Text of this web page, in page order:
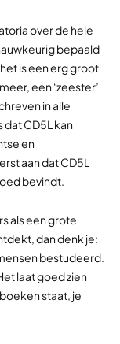
over de hele
bepaald
is een erg groot
een ‘zeester’
in alle
CD5L kan
en
aan dat CD5L
bevindt.
als een grote
dan denk je:
bestudeerd.
laat goed zien
staat, je